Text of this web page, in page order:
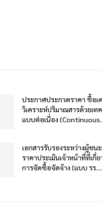
ประกาศประกวดราคา ซื้อเ
วิเคราะห์ปริมาณสารด้วยเท
แบบต่อเนื่อง
เอกสารรับรองระหว่างผู้ชน
ราคาประเมินเจ้าหน้าที่ที่เกี่
การจัดซื้อจัดจ้าง (แบบ รร....